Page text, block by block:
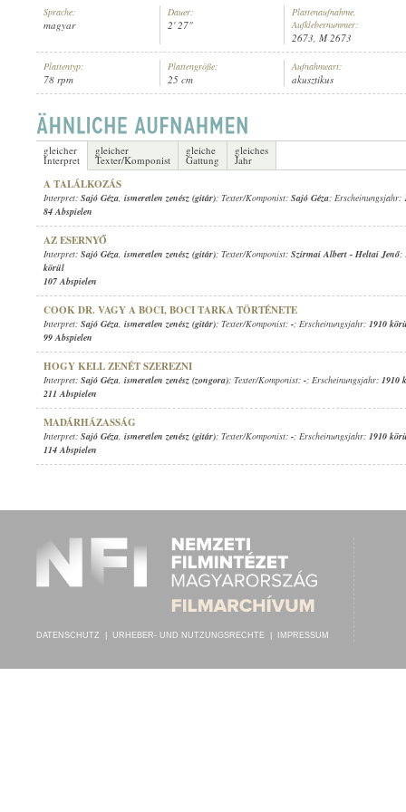
Sprache:
magyar
Dauer:
2' 27"
Plattenaufnahme,
Aufklebernummer:
2673, M 2673
Plattentyp:
78 rpm
Plattengröße:
25 cm
Aufnahmeart:
akusztikus
gleicher
Interpret
gleicher
Texter/Komponist
gleiche
Gattung
gleiches
Jahr
A TALÁLKOZÁS
Interpret: Sajó Géza, ismeretlen zenész (gitár); Texter/Komponist: Sajó Géza; Erscheinungsjahr:
84 Abspielen
AZ ESERNYŐ
Interpret: Sajó Géza, ismeretlen zenész (gitár); Texter/Komponist: Szirmai Albert - Heltai Jenő;
körül
107 Abspielen
COOK DR. VAGY A BOCI, BOCI TARKA TÖRTÉNETE
Interpret: Sajó Géza, ismeretlen zenész (gitár); Texter/Komponist: -; Erscheinungsjahr: 1910
99 Abspielen
HOGY KELL ZENÉT SZEREZNI
Interpret: Sajó Géza, ismeretlen zenész (zongora); Texter/Komponist: -; Erscheinungsjahr: 1910
211 Abspielen
MADÁRHÁZASSÁG
Interpret: Sajó Géza, ismeretlen zenész (gitár); Texter/Komponist: -; Erscheinungsjahr: 1910
114 Abspielen
DATENSCHUTZ URHEBER- UND NUTZUNGSRECHTE IMPRESSUM